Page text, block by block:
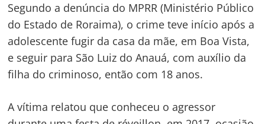
Segundo a denúncia do MPRR (Ministério Público
do Estado de Roraima), o crime teve início após a
adolescente fugir da casa da mãe, em Boa Vista,
e seguir para São Luiz do Anauá, com auxílio da
filha do criminoso, então com 18 anos.
A vítima relatou que conheceu o agressor